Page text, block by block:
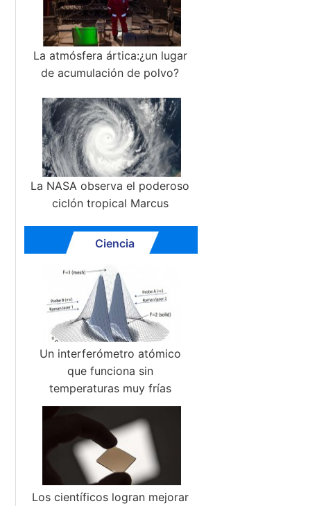
La atmósfera ártica:¿un lugar
de acumulación de polvo?
La NASA observa el poderoso
ciclón tropical Marcus
Ciencia
Un interferómetro atómico
que funciona sin
temperaturas muy frías
Los científicos logran mejorar